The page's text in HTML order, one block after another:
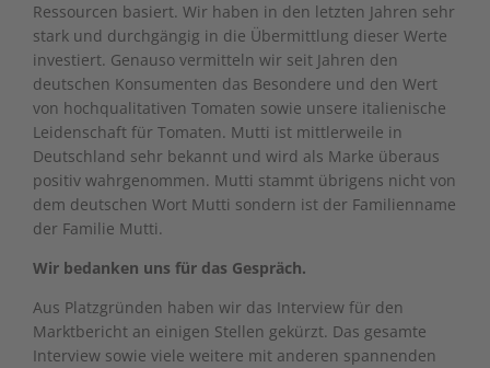
Ressourcen basiert. Wir haben in den letzten Jahren sehr
stark und durchgängig in die Übermittlung dieser Werte
investiert. Genauso vermitteln wir seit Jahren den
deutschen Konsumenten das Besondere und den Wert
von hochqualitativen Tomaten sowie unsere italienische
Leidenschaft für Tomaten. Mutti ist mittlerweile in
Deutschland sehr bekannt und wird als Marke überaus
positiv wahrgenommen. Mutti stammt übrigens nicht von
dem deutschen Wort Mutti sondern ist der Familienname
der Familie Mutti.
Wir bedanken uns für das Gespräch.
Aus Platzgründen haben wir das Interview für den
Marktbericht an einigen Stellen gekürzt. Das gesamte
Interview sowie viele weitere mit anderen spannenden